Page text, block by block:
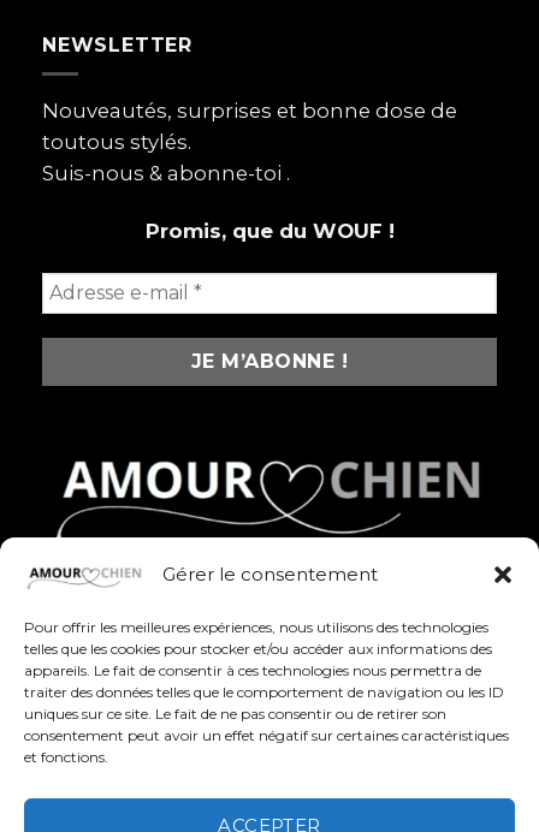
Gérer le consentement
Pour offrir les meilleures expériences, nous utilisons des technologies
telles que les cookies pour stocker et/ou accéder aux informations des
appareils. Le fait de consentir à ces technologies nous permettra de
traiter des données telles que le comportement de navigation ou les ID
uniques sur ce site. Le fait de ne pas consentir ou de retirer son
consentement peut avoir un effet négatif sur certaines caractéristiques
et fonctions.
ACCEPTER
que
humains
NEWSLETTER
Nouveautés, surprises et bonne dose de
toutous stylés.
Suis-nous & abonne-toi .
Promis, que du WOUF !
Des produits fun, stylés et pleins d’amour pour
célébrer nos compagnons à quatre pattes au
quotidien